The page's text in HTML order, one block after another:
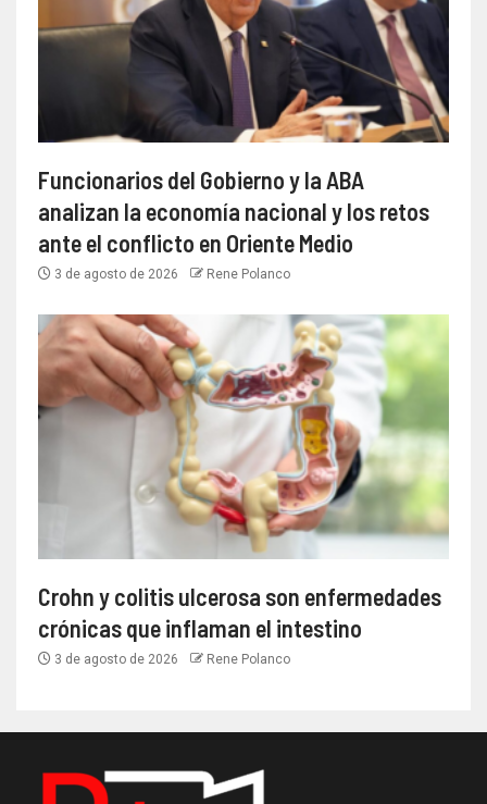
Funcionarios del Gobierno y la ABA
analizan la economía nacional y los retos
ante el conflicto en Oriente Medio
3 de agosto de 2026 Rene Polanco
Crohn y colitis ulcerosa son enfermedades
crónicas que inflaman el intestino
3 de agosto de 2026 Rene Polanco